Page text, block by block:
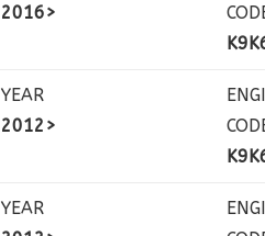
2016>
YEAR
2012>
YEAR